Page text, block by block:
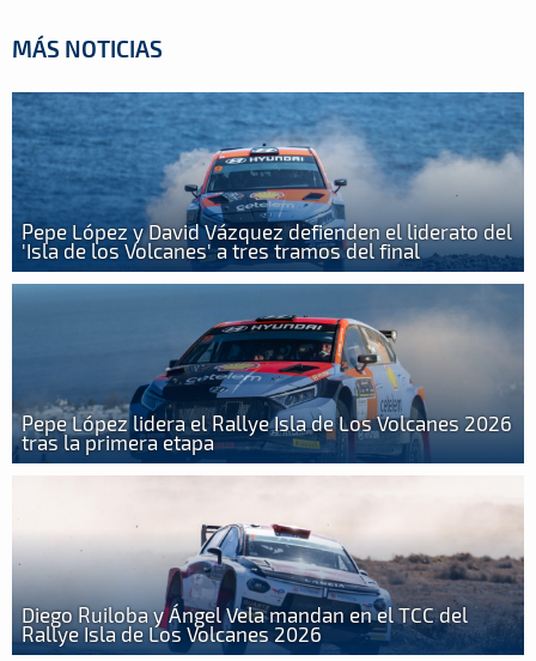
MÁS NOTICIAS
Pepe López y David Vázquez defienden el liderato del
'Isla de los Volcanes' a tres tramos del final
Pepe López lidera el Rallye Isla de Los Volcanes 2026
tras la primera etapa
Diego Ruiloba y Ángel Vela mandan en el TCC del
Rallye Isla de Los Volcanes 2026